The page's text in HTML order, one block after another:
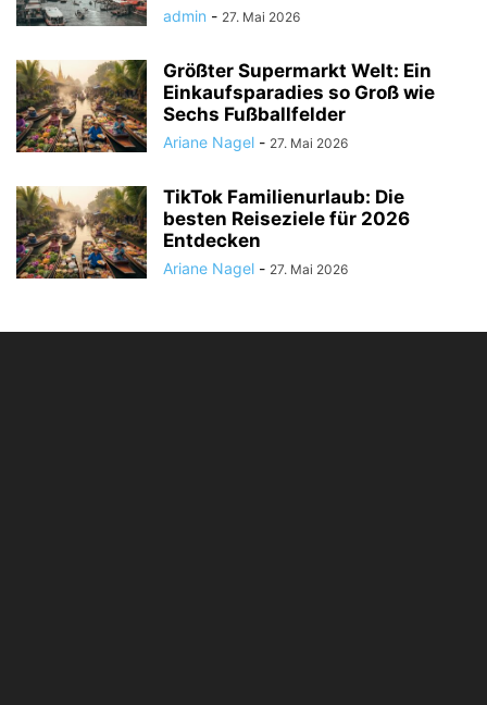
admin - 27. Mai 2026
Größter Supermarkt Welt: Ein
Einkaufsparadies so Groß wie
Sechs Fußballfelder
Ariane Nagel - 27. Mai 2026
TikTok Familienurlaub: Die
besten Reiseziele für 2026
Entdecken
Ariane Nagel - 27. Mai 2026